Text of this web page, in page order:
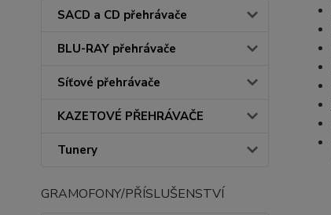
SACD a CD přehrávače
BLU-RAY přehrávače
Síťové přehrávače
KAZETOVÉ PŘEHRÁVAČE
Tunery
GRAMOFONY/PŘÍSLUŠENSTVÍ